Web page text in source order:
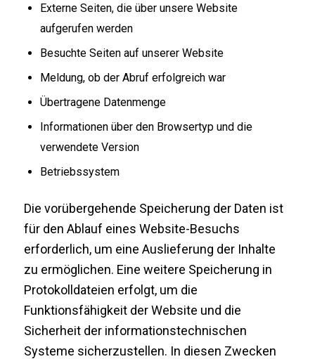
Externe Seiten, die über unsere Website
aufgerufen werden
Besuchte Seiten auf unserer Website
Meldung, ob der Abruf erfolgreich war
Übertragene Datenmenge
Informationen über den Browsertyp und die
verwendete Version
Betriebssystem
Die vorübergehende Speicherung der Daten ist
für den Ablauf eines Website-Besuchs
erforderlich, um eine Auslieferung der Inhalte
zu ermöglichen. Eine weitere Speicherung in
Protokolldateien erfolgt, um die
Funktionsfähigkeit der Website und die
Sicherheit der informationstechnischen
Systeme sicherzustellen. In diesen Zwecken